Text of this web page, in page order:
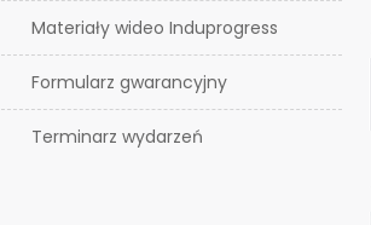
Materiały wideo Induprogress
Formularz gwarancyjny
Terminarz wydarzeń